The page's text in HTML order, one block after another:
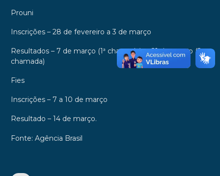
Prouni
Inscrições – 28 de fevereiro a 3 de março
Resultados – 7 de março (1ª chamada); e 21 de março (2ª
chamada)
Fies
Inscrições – 7 a 10 de março
Resultado – 14 de março.
Fonte: Agência Brasil